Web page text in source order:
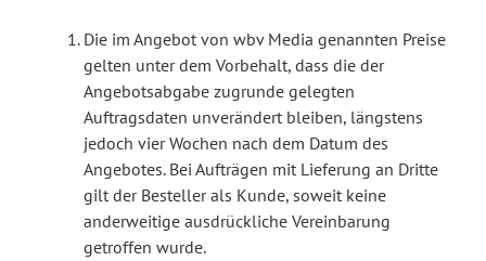
Die im Angebot von wbv Media genannten Preise
gelten unter dem Vorbehalt, dass die der
Angebotsabgabe zugrunde gelegten
Auftragsdaten unverändert bleiben, längstens
jedoch vier Wochen nach dem Datum des
Angebotes. Bei Aufträgen mit Lieferung an Dritte
gilt der Besteller als Kunde, soweit keine
anderweitige ausdrückliche Vereinbarung
getroffen wurde.